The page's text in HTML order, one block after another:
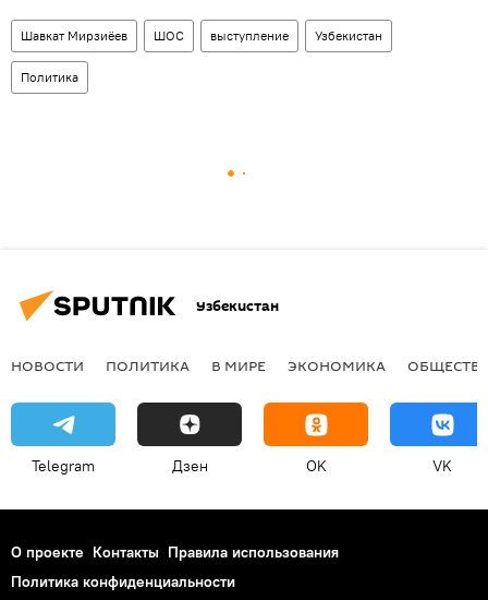
Шавкат Мирзиёев ШОС выступление Узбекистан
Политика
Узбекистан
НОВОСТИ ПОЛИТИКА В МИРЕ ЭКОНОМИКА
Telegram Дзен OK VK
О проекте Контакты Правила использования
Политика конфиденциальности